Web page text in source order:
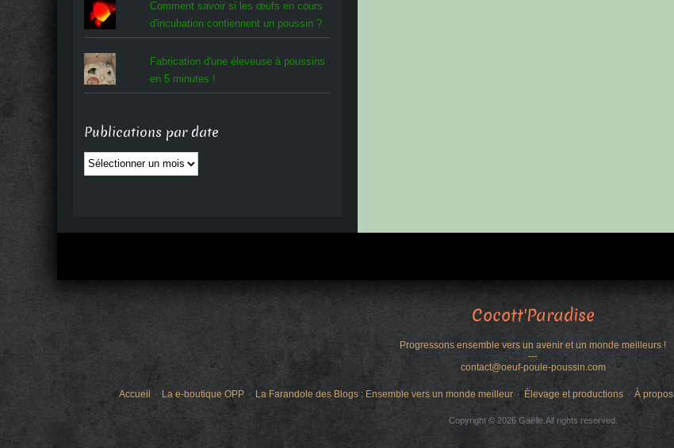
Comment savoir si les œufs en cours
d'incubation contiennent un poussin ?
Fabrication d'une éleveuse à poussins
en 5 minutes !
Publications par date
Publications
par
Cocott'Paradise
Progressons ensemble vers un avenir et un monde meilleurs !
---
contact@oeuf-poule-poussin.com
Accueil La e-boutique OPP La Farandole des Blogs : Ensemble vers un monde meilleur Élevage et productions À propos
Copyright © 2026 Gaëlle.All rights reserved.